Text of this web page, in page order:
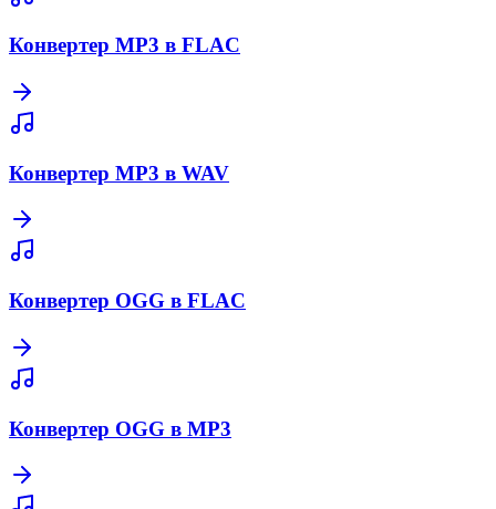
Конвертер MP3 в FLAC
Конвертер MP3 в WAV
Конвертер OGG в FLAC
Конвертер OGG в MP3